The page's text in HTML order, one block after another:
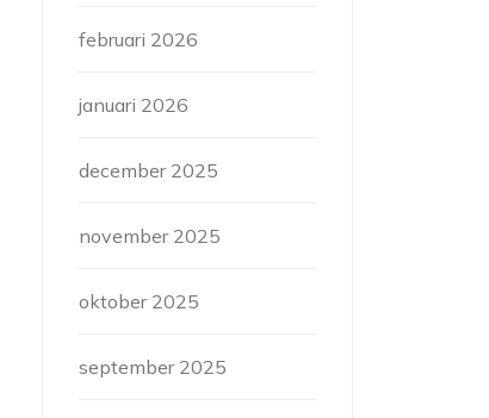
februari 2026
januari 2026
december 2025
november 2025
oktober 2025
september 2025